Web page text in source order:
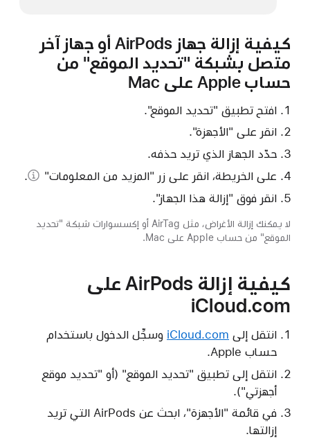
كيفية إزالة جهاز AirPods أو جهاز آخر
متصل بشبكة "تحديد الموقع" من
حساب Apple على Mac
افتح تطبيق "تحديد الموقع".
انقر على "الأجهزة".
حدّد الجهاز الذي تريد حذفه.
على الخريطة، انقر على زر "المزيد من المعلومات"
.
انقر فوق "إزالة هذا الجهاز".
لا يمكنك إزالة الأغراض، مثل AirTag أو إكسسوارات شبكة "تحديد
الموقع" من حساب Apple على Mac.
كيفية إزالة AirPods على
iCloud.com
انتقل إلى iCloud.com وسجِّل الدخول باستخدام
حساب Apple.
انتقل إلى تطبيق "تحديد الموقع" (أو "تحديد موقع
أجهزتي").
في قائمة "الأجهزة"، ابحث عن AirPods التي تريد
إزالتها.